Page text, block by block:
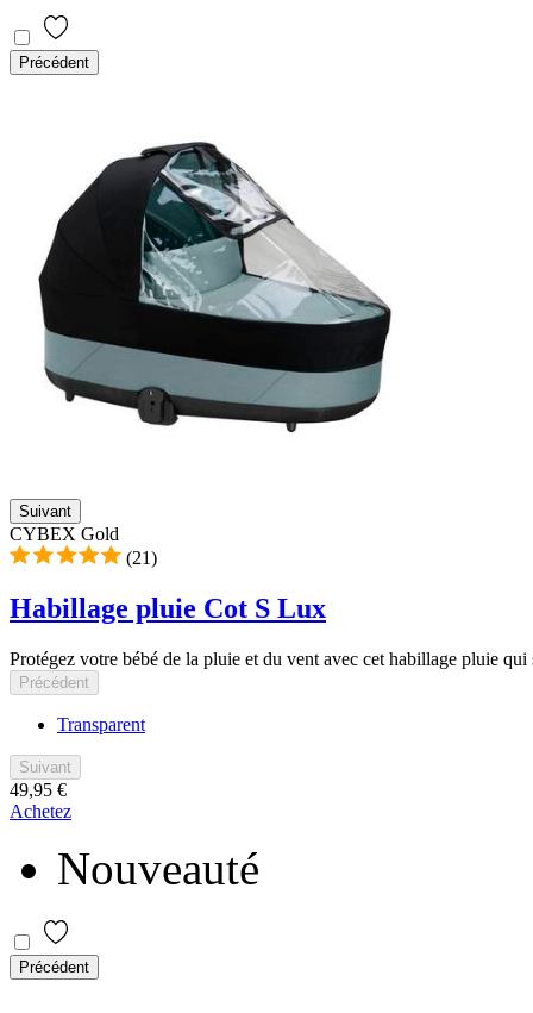
Précédent
Suivant
CYBEX Gold
(21)
Habillage pluie Cot S Lux
Protégez votre bébé de la pluie et du vent avec cet habillage pluie
Précédent
Transparent
Suivant
49,95 €
Achetez
Nouveauté
Précédent